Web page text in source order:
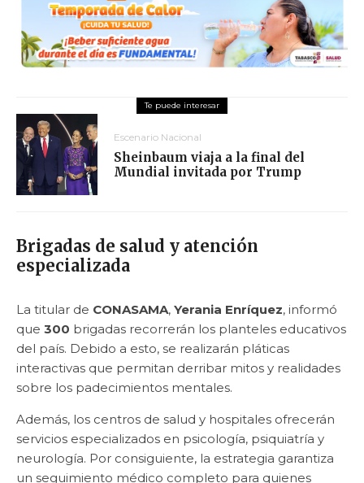
Escenario Nacional
Sheinbaum viaja a la final del
Mundial invitada por Trump
Brigadas de salud y atención
especializada
La titular de CONASAMA, Yerania Enríquez, informó
que 300 brigadas recorrerán los planteles educativos
del país. Debido a esto, se realizarán pláticas
interactivas que permitan derribar mitos y realidades
sobre los padecimientos mentales.
Además, los centros de salud y hospitales ofrecerán
servicios especializados en psicología, psiquiatría y
neurología. Por consiguiente, la estrategia garantiza
un seguimiento médico completo para quienes